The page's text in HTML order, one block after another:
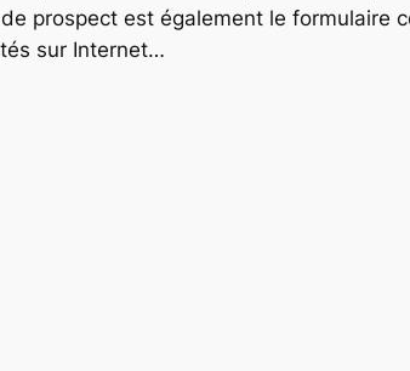
prospect est également le formulaire
sur Internet…